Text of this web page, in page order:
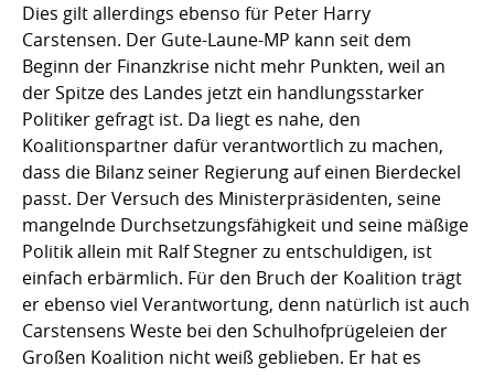
Dies gilt allerdings ebenso für Peter Harry
Carstensen. Der Gute-Laune-MP kann seit dem
Beginn der Finanzkrise nicht mehr Punkten, weil an
der Spitze des Landes jetzt ein handlungsstarker
Politiker gefragt ist. Da liegt es nahe, den
Koalitionspartner dafür verantwortlich zu machen,
dass die Bilanz seiner Regierung auf einen Bierdeckel
passt. Der Versuch des Ministerpräsidenten, seine
mangelnde Durchsetzungsfähigkeit und seine mäßige
Politik allein mit Ralf Stegner zu entschuldigen, ist
einfach erbärmlich. Für den Bruch der Koalition trägt
er ebenso viel Verantwortung, denn natürlich ist auch
Carstensens Weste bei den Schulhofprügeleien der
Großen Koalition nicht weiß geblieben. Er hat es